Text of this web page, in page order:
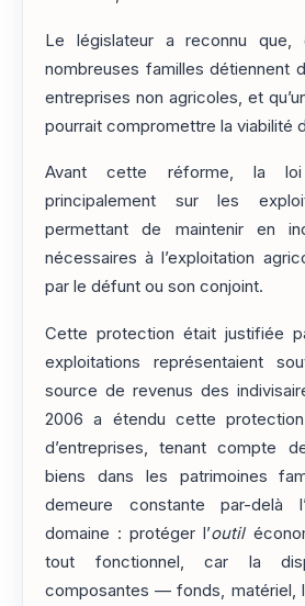
Le législateur a reconnu
nombreuses familles détiennent
entreprises non agricoles, et
pourrait compromettre la viabilité
Avant cette réforme, la
principalement sur les
permettant de maintenir en
nécessaires à l’exploitation
par le défunt ou son conjoint.
Cette protection était justifiée
exploitations représentaient
source de revenus des
2006 a étendu cette
d’entreprises, tenant compte
biens dans les patrimoines
demeure constante par-delà
domaine : protéger l’outil
tout fonctionnel, car la
composantes — fonds, matériel,